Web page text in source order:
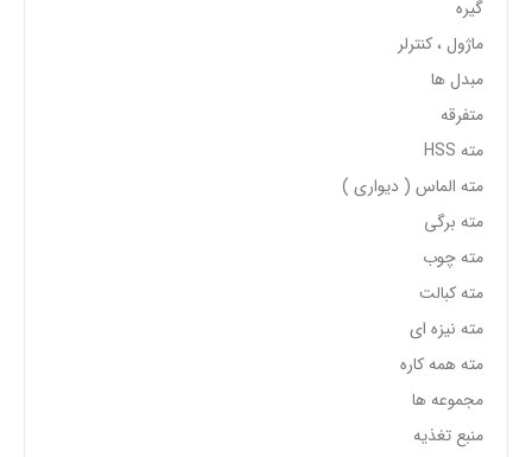
گیره
ماژول ، کنترلر
مبدل ها
متفرقه
مته HSS
مته الماس ( دیواری )
مته برگی
مته چوب
مته کبالت
مته نیزه ای
مته همه کاره
مجموعه ها
منبع تغذیه